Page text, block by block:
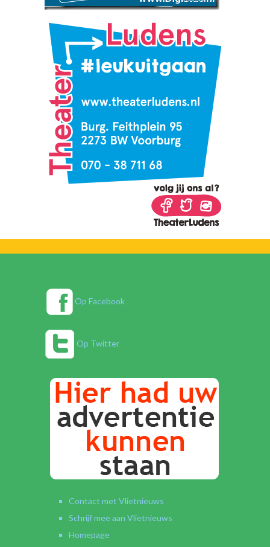
Op Facebook
Op Twitter
Contact met Vlietnieuws
Schrijf mee aan Vlietnieuws
Homepage